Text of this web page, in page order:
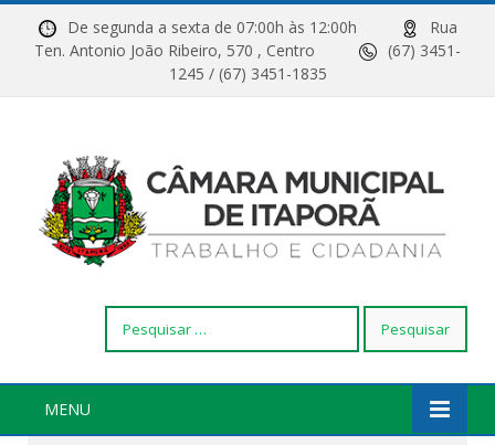
De segunda a sexta de 07:00h às 12:00h
Rua
Ten. Antonio João Ribeiro, 570 , Centro
(67) 3451-
1245 / (67) 3451-1835
por:
MENU